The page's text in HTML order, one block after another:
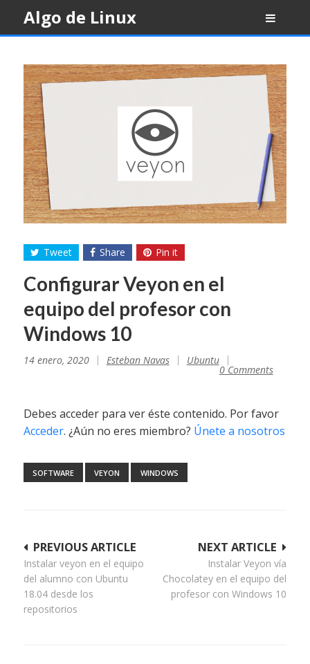
content
Algo de Linux
Tweet Share Pin it
Configurar Veyon en el
equipo del profesor con
Windows 10
14 enero, 2020 Esteban Navas Ubuntu
0 Comments
Debes acceder para ver éste contenido. Por favor
Acceder. ¿Aún no eres miembro? Únete a nosotros
SOFTWARE VEYON WINDOWS
Navegación
de
entradas
NEXT ARTICLE
Instalar Veyon vía
Chocolatey en el equipo del
profesor con Windows 10
PREVIOUS ARTICLE
Instalar veyon en el equipo
del alumno con Ubuntu
18.04 desde los
repositorios